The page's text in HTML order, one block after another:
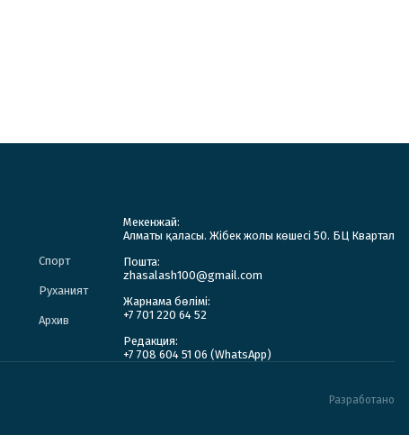
Спорт
Руханият
Архив
Мекенжай:
Алматы қаласы. Жібек жолы көшесі 50. БЦ Квартал
Пошта:
zhasalash100@gmail.com
Жарнама бөлімі:
+7 701 220 64 52
Редакция:
+7 708 604 51 06 (WhatsApp)
Разработано